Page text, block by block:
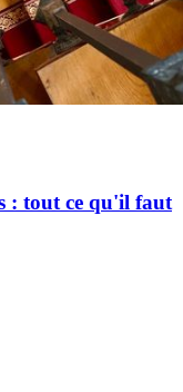
: tout ce qu'il faut